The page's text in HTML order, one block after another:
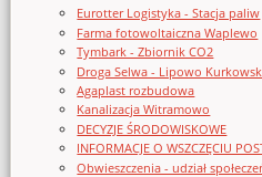
Eurotter Logistyka - Stacja paliw
Farma fotowoltaiczna Waplewo
Tymbark - Zbiornik CO2
Droga Selwa - Lipowo
Agaplast rozbudowa
Kanalizacja Witramowo
DECYZJE ŚRODOWISKOWE
INFORMACJE O WSZCZĘCIU
Obwieszczenia - udział